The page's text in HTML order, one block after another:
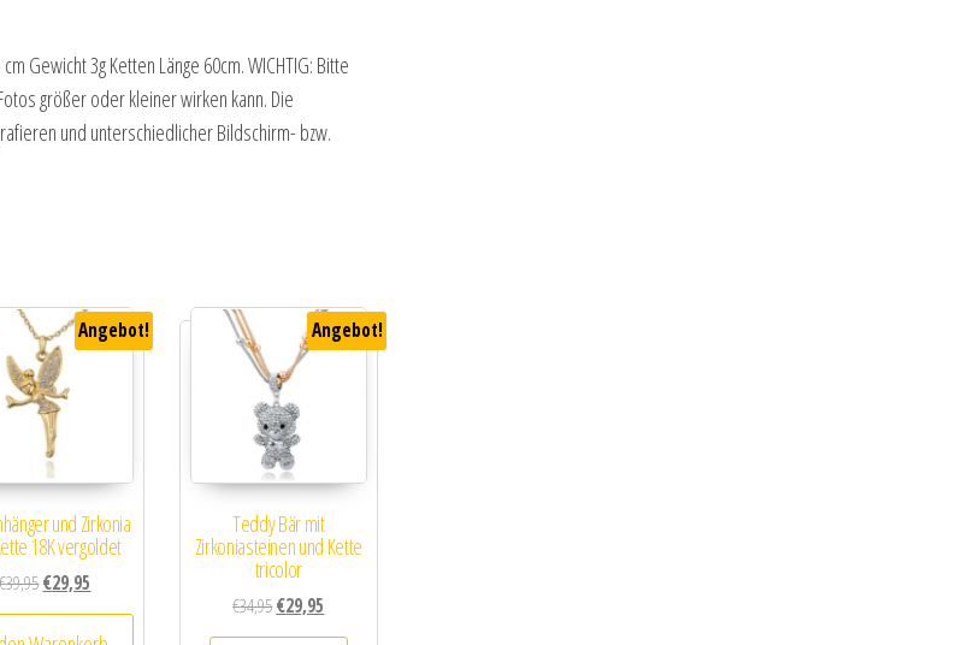
Gewicht 3g Ketten Länge 60cm. WICHTIG: Bitte
größer oder kleiner wirken kann. Die
und unterschiedlicher Bildschirm- bzw.
Angebot!
und Zirkonia
18K vergoldet
€39,95Ursprünglicher Preis war: €39,95
€29,95
Angebot!
Teddy Bär mit
Zirkoniasteinen und Kette
tricolor
€34,95Ursprünglicher Preis war: €34,95
€29,95